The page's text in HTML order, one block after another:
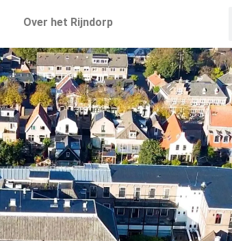
Over het Rijndorp